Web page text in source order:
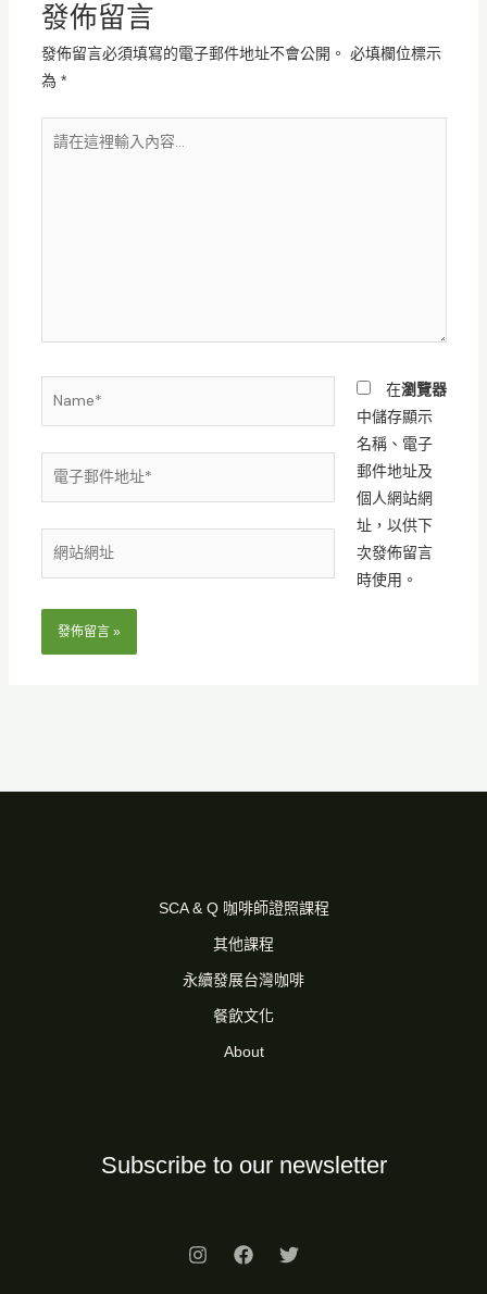
發佈留言
發佈留言必須填寫的電子郵件地址不會公開。 必填欄位標示
為 *
件
在瀏覽器
中儲存顯示
名稱、電子
郵件地址及
個人網站網
址，以供下
次發佈留言
時使用。
SCA & Q 咖啡師證照課程
其他課程
永續發展台灣咖啡
餐飲文化
About
Subscribe to our newsletter